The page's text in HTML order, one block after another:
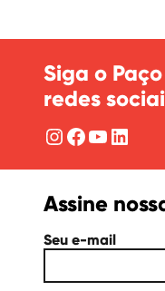
Siga o
redes
Instagram
Facebook
YouTube
Assine
Seu e-mail